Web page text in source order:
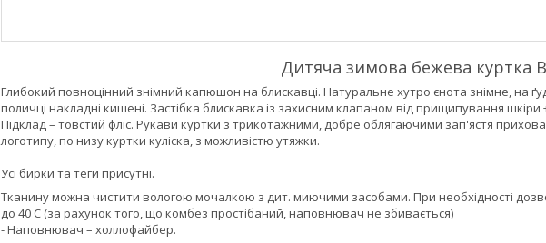
Дитяча зимова бежева куртка
Глибокий повноцінний знімний капюшон на блискавці. Натуральне хутро єнота знімне, на
поличці накладні кишені. Застібка блискавка із захисним клапаном від прищипування
Підклад – товстий фліс. Рукави куртки з трикотажними, добре облягаючими зап'ястя
логотипу, по низу куртки куліска, з можливістю утяжки.
Усі бирки та теги присутні.
Тканину можна чистити вологою мочалкою з дит. миючими засобами. При необхідності
до 40 С (за рахунок того, що комбез простібаний, наповнювач не збивається)
- Наповнювач – холлофайбер.